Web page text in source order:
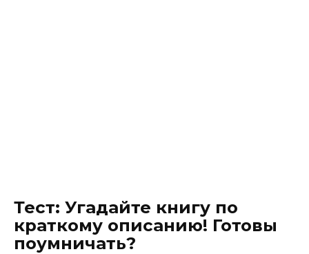
Тест: Угадайте книгу по
краткому описанию! Готовы
поумничать?